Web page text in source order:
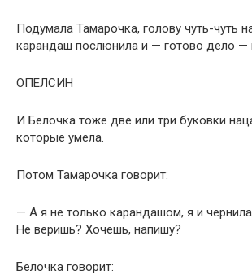
Подумала Тамарочка, голову чуть-чуть
карандаш послюнила и — готово дело —
ОПЕЛСИН
И Белочка тоже две или три буковки
которые умела.
Потом Тамарочка говорит:
— А я не только карандашом, я и
Не веришь? Хочешь, напишу?
Белочка говорит: